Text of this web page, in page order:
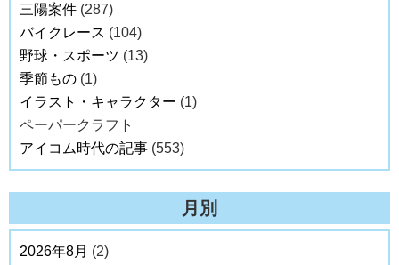
三陽案件 (287)
バイクレース (104)
野球・スポーツ (13)
季節もの (1)
イラスト・キャラクター (1)
ペーパークラフト
アイコム時代の記事 (553)
月別
2026年8月 (2)